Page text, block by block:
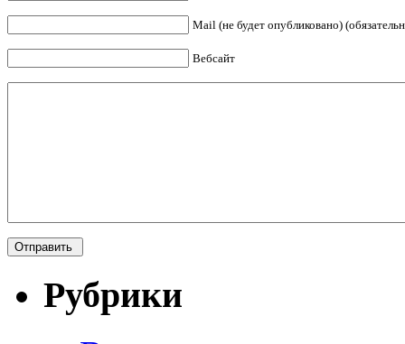
Mail (не будет опубликовано)
Вебсайт
Рубрики